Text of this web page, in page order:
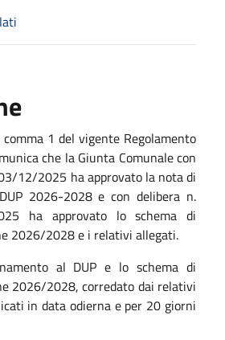
1 del vigente Regolamento
che la Giunta Comunale con
12/2025 ha approvato la nota di
2026-2028 e con delibera n.
ha approvato lo schema di
2026/2028 e i relativi allegati.
al DUP e lo schema di
2026/2028, corredato dai relativi
in data odierna e per 20 giorni